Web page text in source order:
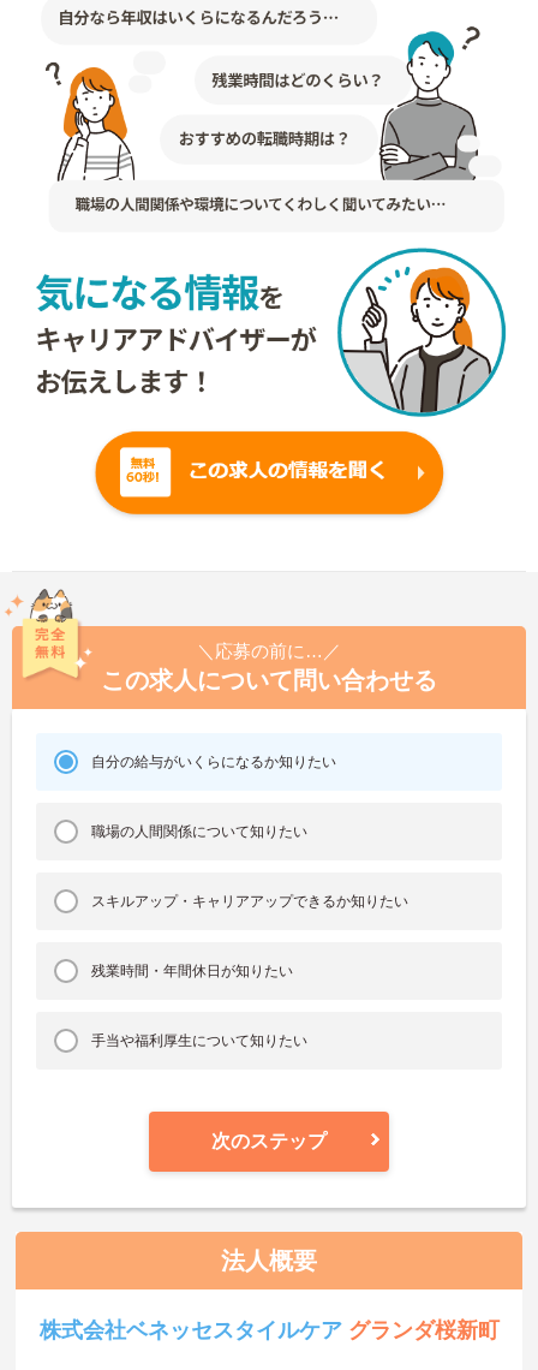
＼応募の前に…／
この求人について問い合わせる
自分の給与がいくらになるか知りたい
職場の人間関係について知りたい
スキルアップ・キャリアアップできるか知りたい
残業時間・年間休日が知りたい
手当や福利厚生について知りたい
次のステップ
法人概要
株式会社ベネッセスタイルケア グランダ桜新町